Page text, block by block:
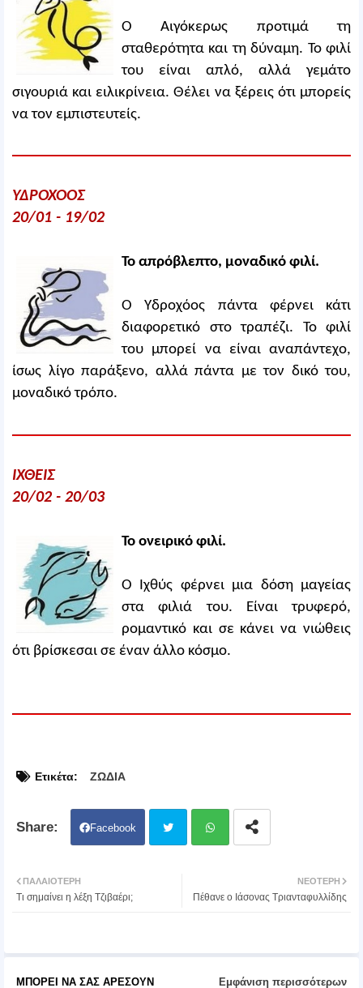
Ο Αιγόκερως προτιμά τη
σταθερότητα και τη δύναμη. Το φιλί
του είναι απλό, αλλά γεμάτο
σιγουριά και ειλικρίνεια. Θέλει να ξέρεις ότι μπορείς
να τον εμπιστευτείς.
ΥΔΡΟΧΟΟΣ
20/01 - 19/02
Το απρόβλεπτο, μοναδικό φιλί.
Ο Υδροχόος πάντα φέρνει κάτι
διαφορετικό στο τραπέζι. Το φιλί
του μπορεί να είναι αναπάντεχο,
ίσως λίγο παράξενο, αλλά πάντα με τον δικό του,
μοναδικό τρόπο.
ΙΧΘΕΙΣ
20/02 - 20/03
Το ονειρικό φιλί.
Ο Ιχθύς φέρνει μια δόση μαγείας
στα φιλιά του. Είναι τρυφερό,
ρομαντικό και σε κάνει να νιώθεις
ότι βρίσκεσαι σε έναν άλλο κόσμο.
Ετικέτα: ΖΩΔΙΑ
Facebook
atsa
ΝΕΌΤΕΡΗ
Πέθανε ο Ιάσονας Τριανταφυλλίδης
ΠΑΛΑΙΌΤΕΡΗ
Τι σημαίνει η λέξη Τζιβαέρι;
ΜΠΟΡΕΊ ΝΑ ΣΑΣ ΑΡΈΣΟΥΝ Εμφάνιση περισσότερων